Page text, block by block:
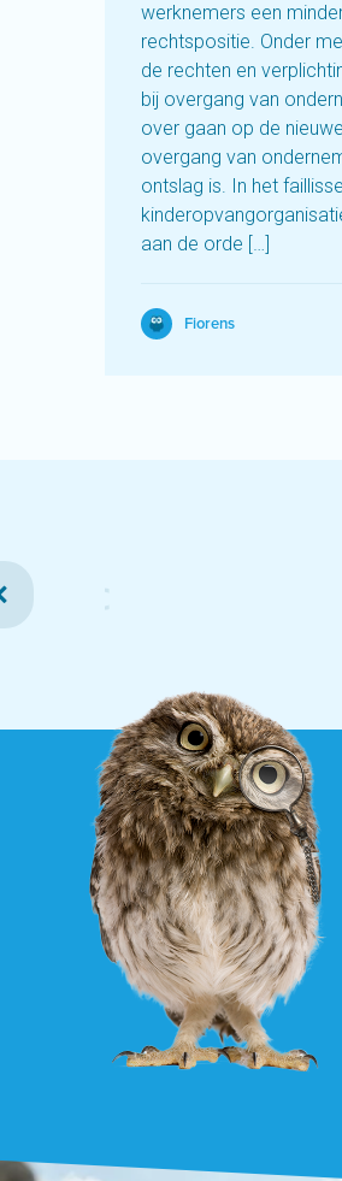
werknemers een
rechtspositie. Onder
de rechten en
bij overgang van
over gaan op de
overgang van
ontslag is. In het
aan de orde […]
Fiorens